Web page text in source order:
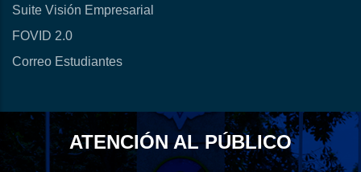
Suite Visión Empresarial
FOVID 2.0
Correo Estudiantes
ATENCIÓN AL PÚBLICO